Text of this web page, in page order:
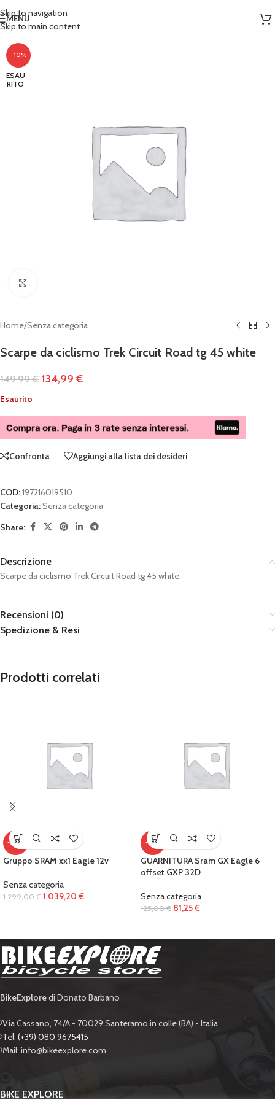
Skip to navigation
Skip to main content
MENU
-10%
ESAU
RITO
Home/Senza categoria
Scarpe da ciclismo Trek Circuit Road tg 45 white
149,99€ 134,99€
Esaurito
Confronta Aggiungi alla lista dei desideri
COD:197216019510
Categoria:Senza categoria
Share:
Descrizione
Scarpe da ciclismo Trek Circuit Road tg 45 white
Recensioni (0)
Spedizione & Resi
Prodotti correlati
-20%
Gruppo SRAM xx1 Eagle 12v
Senza categoria
1.299,00€ 1.039,20 €
-35%
GUARNITURA Sram GX Eagle 6
offset GXP 32D
Senza categoria
125,00€ 81,25€
BikeExploredi Donato Barbano
Via Cassano, 74/A - 70029 Santeramo in colle (BA) - Italia
Tel: (+39) 080 9675415
Mail: info@bikeexplore.com
BIKE EXPLORE